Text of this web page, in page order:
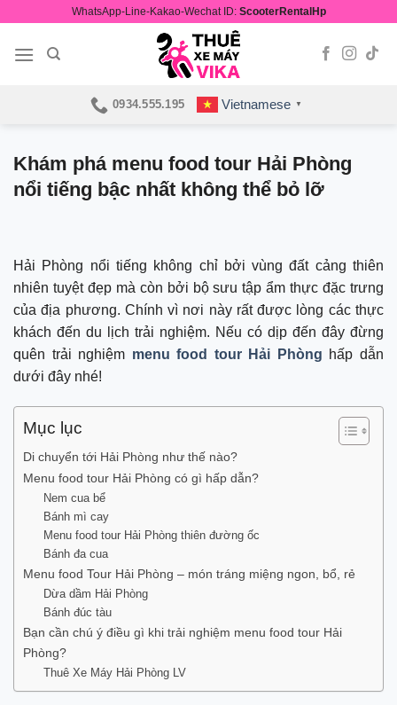
content
WhatsApp-Line-Kakao-Wechat ID: ScooterRentalHp
0934.555.195 Vietnamese ▼
Khám phá menu food tour Hải Phòng
nổi tiếng bậc nhất không thể bỏ lỡ
Hải Phòng nổi tiếng không chỉ bởi vùng đất cảng thiên
nhiên tuyệt đẹp mà còn bởi bộ sưu tập ẩm thực đặc trưng
của địa phương. Chính vì nơi này rất được lòng các thực
khách đến du lịch trải nghiệm. Nếu có dịp đến đây đừng
quên trải nghiệm menu food tour Hải Phòng hấp dẫn
dưới đây nhé!
Mục lục
Di chuyển tới Hải Phòng như thế nào?
Menu food tour Hải Phòng có gì hấp dẫn?
Nem cua bể
Bánh mì cay
Menu food tour Hải Phòng thiên đường ốc
Bánh đa cua
Menu food Tour Hải Phòng – món tráng miệng ngon, bổ, rẻ
Dừa dầm Hải Phòng
Bánh đúc tàu
Bạn cần chú ý điều gì khi trải nghiệm menu food tour Hải
Phòng?
Thuê Xe Máy Hải Phòng LV